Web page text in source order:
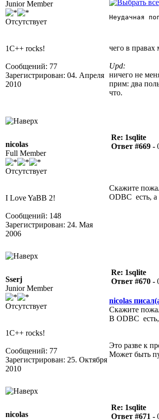
Junior Member
Отсутствует
1C++ rocks!
Сообщений: 77
Зарегистрирован: 04. Апреля
2010
Неудачная
чего в правах
Upd:
ничего не
прим: два
что.
nicolas
Full Member
Отсутствует
I Love YaBB 2!
Сообщений: 148
Зарегистрирован: 24. Мая
2006
Re: 1sqlite
Ответ #669 -
Скажите
ODBC есть,
Sserj
Junior Member
Отсутствует
1C++ rocks!
Сообщений: 77
Зарегистрирован: 25. Октября
2010
Re: 1sqlite
Ответ #670 -
nicolas
Скажите
В ODBC
Это разве к
Может быть
nicolas
Re: 1sqlite
Ответ #671 -